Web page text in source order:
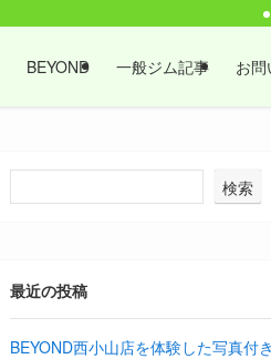
BEYOND 一般ジム記事 お
検索
最近の投稿
BEYOND西小山店を体験した写真付